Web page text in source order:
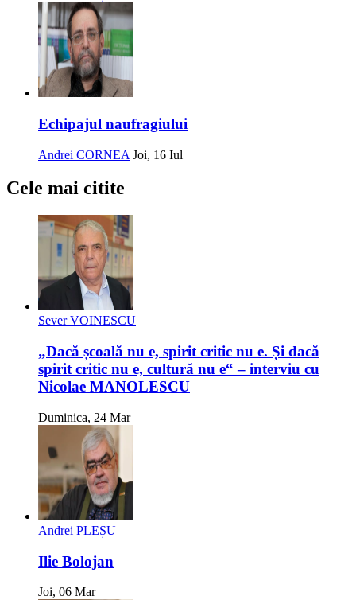
Echipajul naufragiului
Andrei CORNEA Joi, 16 Iul
Cele mai citite
Sever VOINESCU
„Dacă școală nu e, spirit critic nu e. Și dacă
spirit critic nu e, cultură nu e“ – interviu cu
Nicolae MANOLESCU
Duminica, 24 Mar
Andrei PLEȘU
Ilie Bolojan
Joi, 06 Mar